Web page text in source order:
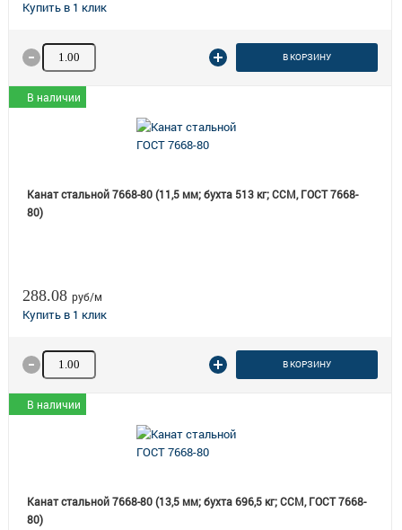
Количество товара В КОРЗИНУ
В наличии
Канат стальной 7668-80 (11,5 мм; бухта 513 кг; ССМ, ГОСТ 7668-
80)
288.08 руб/м
Количество товара В КОРЗИНУ
В наличии
Канат стальной 7668-80 (13,5 мм; бухта 696,5 кг; ССМ, ГОСТ 7668-
80)